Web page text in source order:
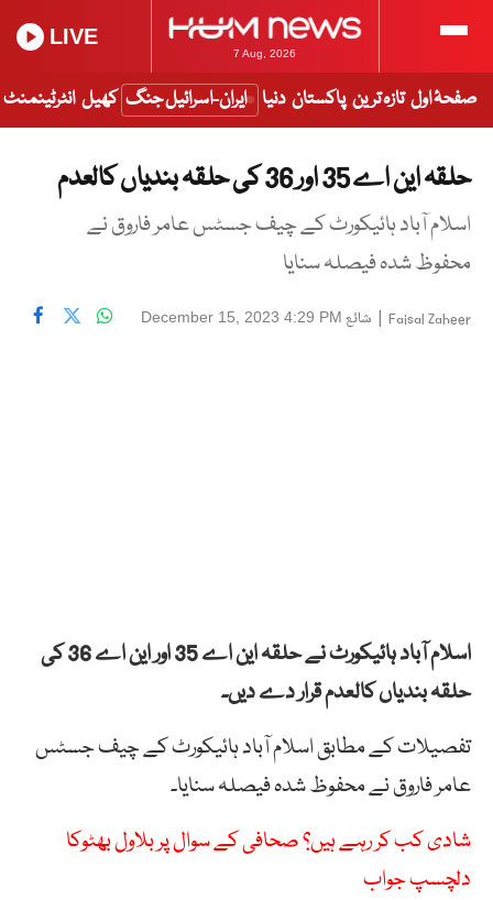
7 Aug, 2026
LIVE
صفحۂ اول تازہ ترین پاکستان دنیا ایران-اسرائیل جنگ کھیل انٹرٹینمنٹ
حلقہ این اے 35 اور 36 کی حلقہ بندیاں کالعدم
اسلام آباد ہائیکورٹ کے چیف جسٹس عامر فاروق نے
محفوظ شدہ فیصلہ سنایا
Faisal Zaheer
| شائع December 15, 2023 4:29 PM
اسلام آباد ہائیکورٹ نے حلقہ این اے 35 اور این اے 36 کی
حلقہ بندیاں کالعدم قرار دے دیں۔
تفصیلات کے مطابق اسلام آباد ہائیکورٹ کے چیف جسٹس
عامر فاروق نے محفوظ شدہ فیصلہ سنایا۔
شادی کب کر رہے ہیں؟ صحافی کے سوال پر بلاول بھٹوکا
دلچسپ جواب